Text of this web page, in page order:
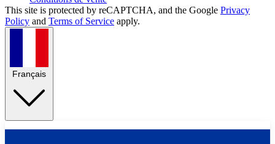
This site is protected by reCAPTCHA, and the Google Privacy
Policy and Terms of Service apply.
Français